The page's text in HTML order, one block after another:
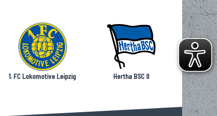
VIELFÄLTIGE
FC LOK LEIPZIG
1. FC Lokomotive Leipzig Hertha BSC II